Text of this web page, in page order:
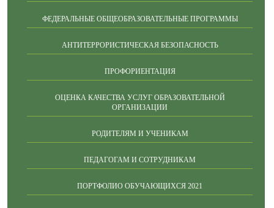
ФЕДЕРАЛЬНЫЕ ОБЩЕОБРАЗОВАТЕЛЬНЫЕ ПРОГРАММЫ
АНТИТЕРРОРИСТИЧЕСКАЯ БЕЗОПАСНОСТЬ
ПРОФОРИЕНТАЦИЯ
ОЦЕНКА КАЧЕСТВА УСЛУГ ОБРАЗОВАТЕЛЬНОЙ
ОРГАНИЗАЦИИ
РОДИТЕЛЯМ И УЧЕНИКАМ
ПЕДАГОГАМ И СОТРУДНИКАМ
ПОРТФОЛИО ОБУЧАЮЩИХСЯ 2021